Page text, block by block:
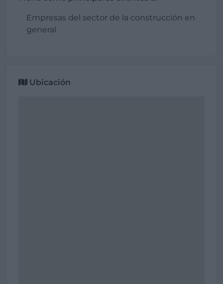
Empresas del sector de la construcción en
general
Ubicación